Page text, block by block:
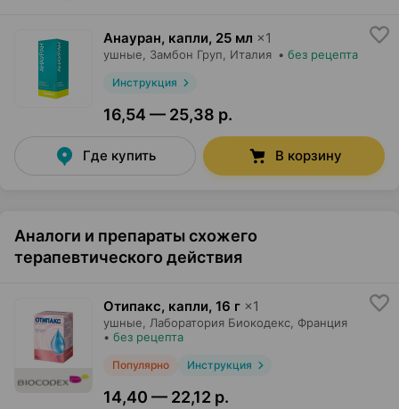
Анауран, капли, 25 мл ×1
ушные, Замбон Груп , Италия • без рецепта
Инструкция
16,54 — 25,38 р.
Где купить В корзину
Аналоги и препараты схожего
терапевтического действия
Отипакс, капли, 16 г ×1
ушные, Лаборатория Биокодекс , Франция
• без рецепта
Популярно Инструкция
14,40 — 22,12 р.